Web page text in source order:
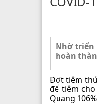
Nhờ triển
hoàn
Đợt tiêm thứ
để tiêm
Quang